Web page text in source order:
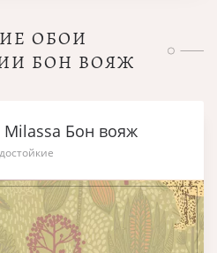
ОБОИ
БОН ВОЯЖ
Бон вояж